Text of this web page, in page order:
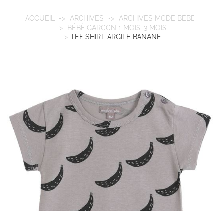
ACCUEIL ARCHIVES
ARCHIVES MODE BÉBÉ
BÉBÉ GARÇON 1 MOIS, 3 MOIS
TEE SHIRT ARGILE BANANE